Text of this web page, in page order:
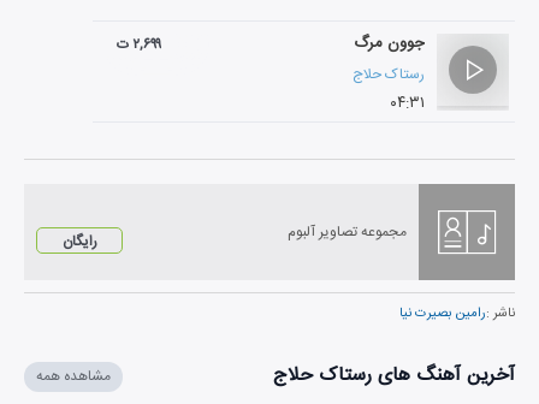
جوون مرگ
رستاک حلاج
۰۴:۳۱
۲,۶۹۹ ت
مجموعه تصاویر آلبوم رایگان
ناشر :رامین بصیرت نیا
آخرین آهنگ های رستاک حلاج مشاهده همه